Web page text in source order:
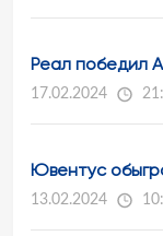
Реал победил
17.02.2024
Ювентус
13.02.2024